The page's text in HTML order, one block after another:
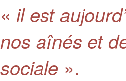
« il est
nos aînés et
sociale ».